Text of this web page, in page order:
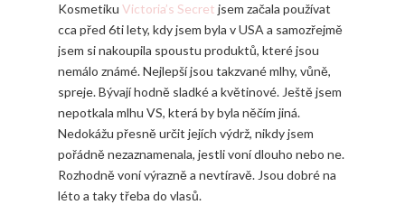
Kosmetiku Victoria’s Secret jsem začala používat
cca před 6ti lety, kdy jsem byla v USA a samozřejmě
jsem si nakoupila spoustu produktů, které jsou
nemálo známé. Nejlepší jsou takzvané mlhy, vůně,
spreje. Bývají hodně sladké a květinové. Ještě jsem
nepotkala mlhu VS, která by byla něčím jiná.
Nedokážu přesně určit jejích výdrž, nikdy jsem
pořádně nezaznamenala, jestli voní dlouho nebo ne.
Rozhodně voní výrazně a nevtíravě. Jsou dobré na
léto a taky třeba do vlasů.